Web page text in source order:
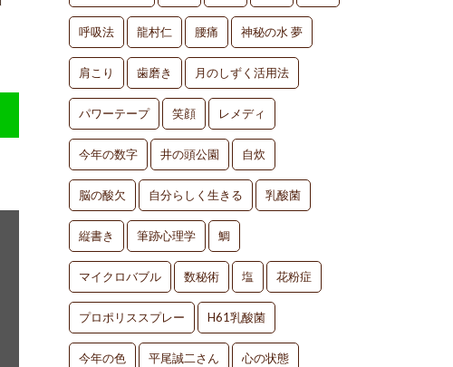
呼吸法 龍村仁 腰痛 神秘の水 夢
肩こり 歯磨き 月のしずく活用法
パワーテープ 笑顔 レメディ
今年の数字 井の頭公園 自炊
脳の酸欠 自分らしく生きる 乳酸菌
縦書き 筆跡心理学 鯛
マイクロバブル 数秘術 塩 花粉症
プロポリススプレー H61乳酸菌
今年の色 平尾誠二さん 心の状態